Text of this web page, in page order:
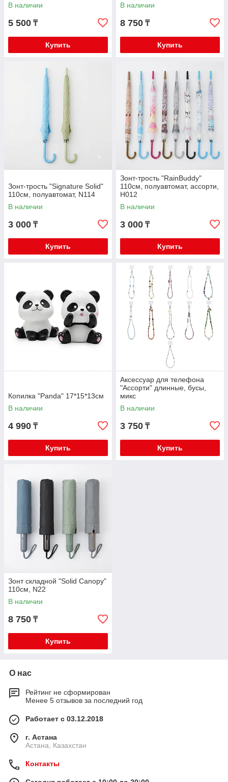
В наличии
5 500 ₸
Купить
В наличии
8 750 ₸
Купить
Зонт-трость "Signature Solid"
110см, полуавтомат, N114
В наличии
3 000 ₸
Купить
Зонт-трость "RainBuddy"
110см, полуавтомат, ассорти,
H012
В наличии
3 000 ₸
Купить
Копилка "Panda" 17*15*13см
В наличии
4 990 ₸
Купить
Аксессуар для телефона
"Ассорти" длинные, бусы,
микс
В наличии
3 750 ₸
Купить
Зонт складной "Solid Canopy"
110см, N22
В наличии
8 750 ₸
Купить
О нас
Рейтинг не сформирован
Менее 5 отзывов за последний год
Работает с 03.12.2018
г. Астана
Астана, Казахстан
Контакты